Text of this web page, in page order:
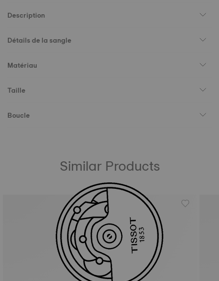
Description
Détails de la sangle
Matériau
Taille
Boucle
Similar Products